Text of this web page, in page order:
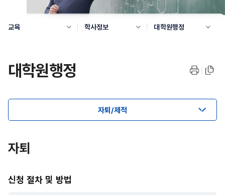
교육 학사정보 대학원행정
대학원행정
자퇴/제적
자퇴
신청 절차 및 방법